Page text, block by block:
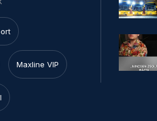
Maxline VIP